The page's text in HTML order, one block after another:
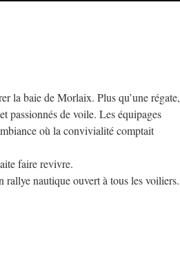
la baie de Morlaix. Plus qu’une régate,
passionnés de voile. Les équipages
où la convivialité comptait
faire revivre.
nautique ouvert à tous les voiliers.